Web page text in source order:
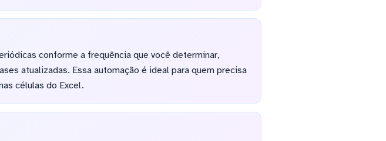
conforme a frequência que você determinar,
atualizadas. Essa automação é ideal para quem precisa
células do Excel.